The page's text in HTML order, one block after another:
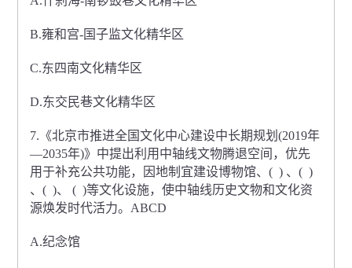
B.雍和宫-国子监文化精华区
C.东四南文化精华区
D.东交民巷文化精华区
7.《北京市推进全国文化中心建设中长期规划(2019年
—2035年)》中提出利用中轴线文物腾退空间，优先
用于补充公共功能，因地制宜建设博物馆、( ) 、( )
、( )、 ( )等文化设施，使中轴线历史文物和文化资
源焕发时代活力。ABCD
A.纪念馆